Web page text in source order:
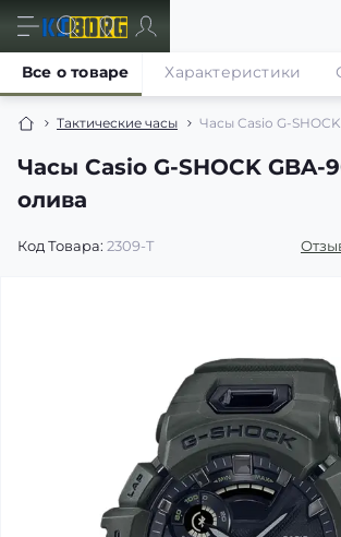
Тактические часы Часы Casio G-
Часы Casio G-SHOCK GBA-
олива
Код Товара: 2309-T
Все о товаре Характеристики